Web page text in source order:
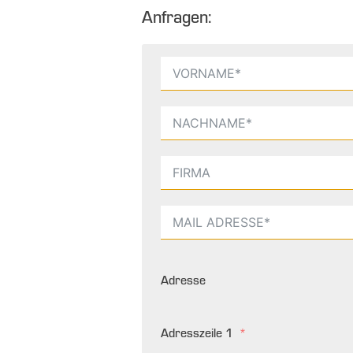
Anfragen:
Adresse
Adresszeile 1